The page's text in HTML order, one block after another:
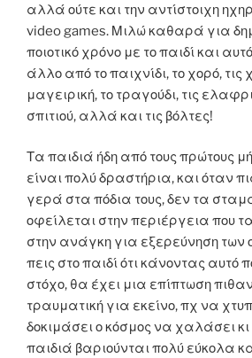
αλλά ούτε και την αντίστοιχη
video games. Μιλώ καθαρά για
ποιοτικό χρόνο με το παιδί και
άλλο από το παιχνίδι, το χορό, τις
μαγειρική, το τραγούδι, τις
σπιτιού, αλλά και τις βόλτες!
Τα παιδιά ήδη από τους πρώτους
είναι πολύ δραστήρια, και όταν
γερά στα πόδια τους, δεν τα
οφείλεται στην περιέργεια που
στην ανάγκη για εξερεύνηση των
πεις στο παιδί ότι κάνοντας αυτό
στόχο, θα έχει μια επίπτωση
τραυματική για εκείνο, πχ να
δοκιμάσει ο κόσμος να χαλάσει
παιδιά βαριούνται πολύ εύκολα